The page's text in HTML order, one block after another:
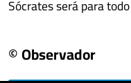
Sócrates será para
© Observador